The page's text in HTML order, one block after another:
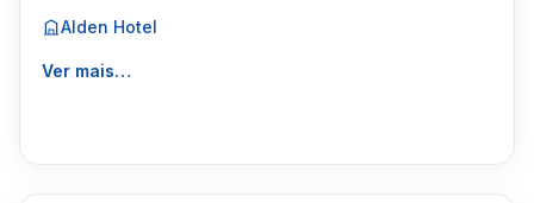
Alden Hotel
Ver mais…